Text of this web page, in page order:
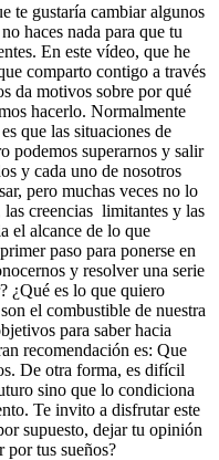
te gustaría cambiar algunos
haces nada para que tu
En este vídeo, que he
comparto contigo a través
da motivos sobre por qué
hacerlo. Normalmente
que las situaciones de
podemos superarnos y salir
y cada uno de nosotros
pero muchas veces no lo
creencias limitantes y las
el alcance de lo que
paso para ponerse en
y resolver una serie
¿Qué es lo que quiero
el combustible de nuestra
para saber hacia
recomendación es: Que
De otra forma, es difícil
sino que lo condiciona
Te invito a disfrutar este
supuesto, dejar tu opinión
por tus sueños?